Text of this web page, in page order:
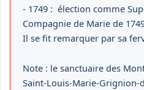
- 1749 : élection comme
Compagnie de Marie de
Il se fit remarquer par sa
Note : le sanctuaire des
Saint-Louis-Marie-